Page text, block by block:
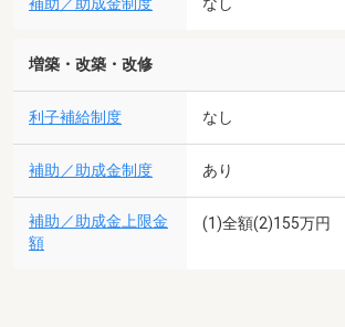
補助／助成金制度
増築・改築・改修
利子補給制度 なし
補助／助成金制度 あり
補助／助成金上限金
額
(1)全額(2)155万円